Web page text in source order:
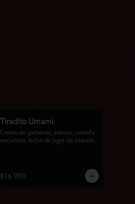
Tiradito Umami
Crema de garbanzo, salmon, cebolla
encurtida, leche de tigre de cilantro.
$16.900